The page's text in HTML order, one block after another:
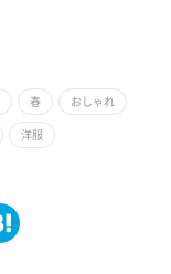
春 おしゃれ
洋服